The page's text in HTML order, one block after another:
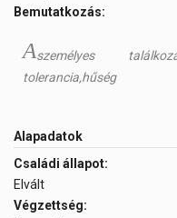
Bemutatkozás:
Aszemélyes
tolerancia,hűség
Alapadatok
Családi állapot:
Elvált
Végzettség: